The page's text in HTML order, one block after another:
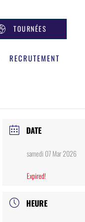
TOURNÉES
RECRUTEMENT
DATE
samedi 07 Mar 2026
Expired!
HEURE